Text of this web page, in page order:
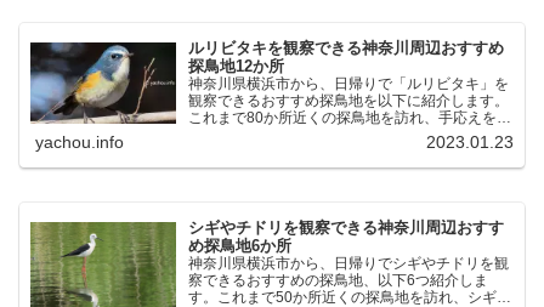
ルリビタキを観察できる神奈川周辺おすすめ
探鳥地12か所
神奈川県横浜市から、日帰りで「ルリビタキ」を
観察できるおすすめ探鳥地を以下に紹介します。
これまで80か所近くの探鳥地を訪れ、手応えを感
じた場所です。以下、★ が多いほど観察しやす
く、出現頻度が高いと感じた場所です。 北本自然
観察公園：埼玉県...
yachou.info 2023.01.23
シギやチドリを観察できる神奈川周辺おすす
め探鳥地6か所
神奈川県横浜市から、日帰りでシギやチドリを観
察できるおすすめの探鳥地、以下6つ紹介しま
す。これまで50か所近くの探鳥地を訪れ、シギや